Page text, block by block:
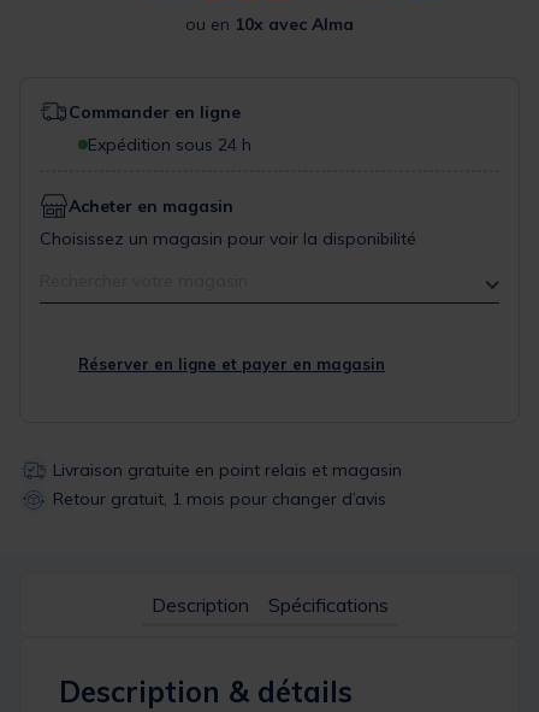
ou en 10x avec Alma
Commander en ligne
Expédition sous 24 h
Acheter en magasin
Choisissez un magasin pour voir la disponibilité
Réserver en ligne et payer en magasin
Livraison gratuite en point relais et magasin
Retour gratuit, 1 mois pour changer d’avis
Description Spécifications
Description & détails